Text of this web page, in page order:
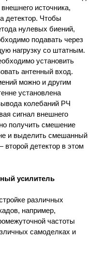
источника,
детектор. Чтобы
нулевых биений,
подавать через
нагрузку со штатным.
установить
антенный вход.
можно и другим
установлена
колебаний РЧ
сигнал внешнего
получить смешение
и выделить смешанный
второй детектор в этом
усилитель
различных
например,
частоты
самоделках и